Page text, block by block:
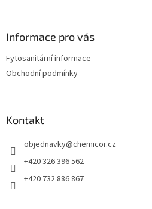
Informace pro vás
Fytosanitární informace
Obchodní podmínky
Kontakt
objednavky@chemicor.cz
+420 326 396 562
+420 732 886 867